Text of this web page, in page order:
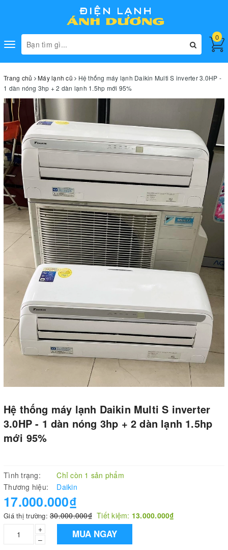
Toggle
navigation
0
Trang chủ Máy lạnh cũ
Hệ thống máy lạnh Daikin Multi S inverter 3.0HP -
1 dàn nóng 3hp + 2 dàn lạnh 1.5hp mới 95%
Hệ thống máy lạnh Daikin Multi S inverter
3.0HP - 1 dàn nóng 3hp + 2 dàn lạnh 1.5hp
mới 95%
Tình trạng:
Chỉ còn 1 sản phẩm
Thương hiệu:
Daikin
17.000.000₫
Giá thị trường: 30.000.000₫ Tiết kiệm: 13.000.000₫
+
–
MUA NGAY